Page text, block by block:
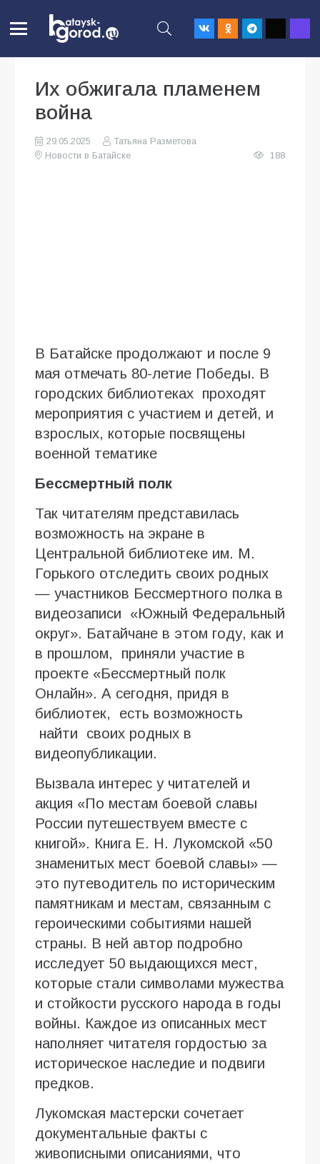
Их обжигала пламенем
война
29.05.2025
Татьяна Разметова
Новости в Батайске
188
В Батайске продолжают и после 9
мая отмечать 80-летие Победы. В
городских библиотеках проходят
мероприятия с участием и детей, и
взрослых, которые посвящены
военной тематике
Бессмертный полк
Так читателям представилась
возможность на экране в
Центральной библиотеке им. М.
Горького отследить своих родных
— участников Бессмертного полка в
видеозаписи «Южный Федеральный
округ». Батайчане в этом году, как и
в прошлом, приняли участие в
проекте «Бессмертный полк
Онлайн». А сегодня, придя в
библиотек, есть возможность
найти своих родных в
видеопубликации.
Вызвала интерес у читателей и
акция «По местам боевой славы
России путешествуем вместе с
книгой». Книга Е. Н. Лукомской «50
знаменитых мест боевой славы» —
это путеводитель по историческим
памятникам и местам, связанным с
героическими событиями нашей
страны. В ней автор подробно
исследует 50 выдающихся мест,
которые стали символами мужества
и стойкости русского народа в годы
войны. Каждое из описанных мест
наполняет читателя гордостью за
историческое наследие и подвиги
предков.
Лукомская мастерски сочетает
документальные факты с
живописными описаниями, что